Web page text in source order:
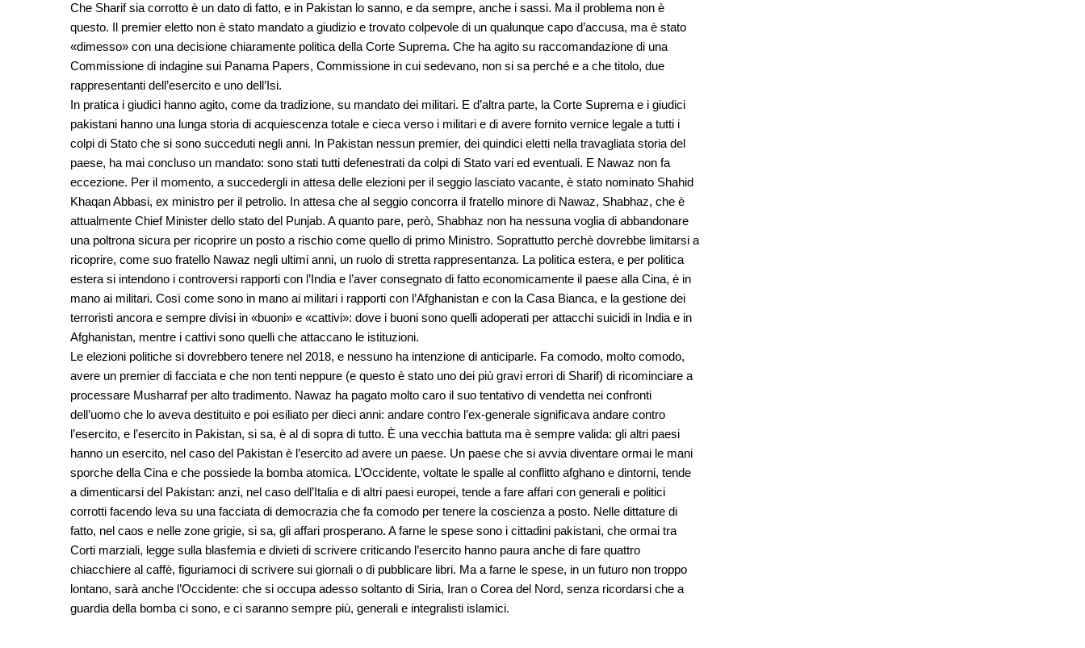
Che Sharif sia corrotto è un dato di fatto, e in Pakistan lo sanno, e da sempre, anche i sassi. Ma il problema non è
questo. Il premier eletto non è stato mandato a giudizio e trovato colpevole di un qualunque capo d’accusa, ma è stato
«dimesso» con una decisione chiaramente politica della Corte Suprema. Che ha agito su raccomandazione di una
Commissione di indagine sui Panama Papers, Commissione in cui sedevano, non si sa perché e a che titolo, due
rappresentanti dell’esercito e uno dell’Isi.
In pratica i giudici hanno agito, come da tradizione, su mandato dei militari. E d’altra parte, la Corte Suprema e i giudici
pakistani hanno una lunga storia di acquiescenza totale e cieca verso i militari e di avere fornito vernice legale a tutti i
colpi di Stato che si sono succeduti negli anni. In Pakistan nessun premier, dei quindici eletti nella travagliata storia del
paese, ha mai concluso un mandato: sono stati tutti defenestrati da colpi di Stato vari ed eventuali. E Nawaz non fa
eccezione. Per il momento, a succedergli in attesa delle elezioni per il seggio lasciato vacante, è stato nominato Shahid
Khaqan Abbasi, ex ministro per il petrolio. In attesa che al seggio concorra il fratello minore di Nawaz, Shabhaz, che è
attualmente Chief Minister dello stato del Punjab. A quanto pare, però, Shabhaz non ha nessuna voglia di abbandonare
una poltrona sicura per ricoprire un posto a rischio come quello di primo Ministro. Soprattutto perchè dovrebbe limitarsi a
ricoprire, come suo fratello Nawaz negli ultimi anni, un ruolo di stretta rappresentanza. La politica estera, e per politica
estera si intendono i controversi rapporti con l’India e l’aver consegnato di fatto economicamente il paese alla Cina, è in
mano ai militari. Così come sono in mano ai militari i rapporti con l’Afghanistan e con la Casa Bianca, e la gestione dei
terroristi ancora e sempre divisi in «buoni» e «cattivi»: dove i buoni sono quelli adoperati per attacchi suicidi in India e in
Afghanistan, mentre i cattivi sono quelli che attaccano le istituzioni.
Le elezioni politiche si dovrebbero tenere nel 2018, e nessuno ha intenzione di anticiparle. Fa comodo, molto comodo,
avere un premier di facciata e che non tenti neppure (e questo è stato uno dei più gravi errori di Sharif) di ricominciare a
processare Musharraf per alto tradimento. Nawaz ha pagato molto caro il suo tentativo di vendetta nei confronti
dell’uomo che lo aveva destituito e poi esiliato per dieci anni: andare contro l’ex-generale significava andare contro
l’esercito, e l’esercito in Pakistan, si sa, è al di sopra di tutto. È una vecchia battuta ma è sempre valida: gli altri paesi
hanno un esercito, nel caso del Pakistan è l’esercito ad avere un paese. Un paese che si avvia diventare ormai le mani
sporche della Cina e che possiede la bomba atomica. L’Occidente, voltate le spalle al conflitto afghano e dintorni, tende
a dimenticarsi del Pakistan: anzi, nel caso dell’Italia e di altri paesi europei, tende a fare affari con generali e politici
corrotti facendo leva su una facciata di democrazia che fa comodo per tenere la coscienza a posto. Nelle dittature di
fatto, nel caos e nelle zone grigie, si sa, gli affari prosperano. A farne le spese sono i cittadini pakistani, che ormai tra
Corti marziali, legge sulla blasfemia e divieti di scrivere criticando l’esercito hanno paura anche di fare quattro
chiacchiere al caffè, figuriamoci di scrivere sui giornali o di pubblicare libri. Ma a farne le spese, in un futuro non troppo
lontano, sarà anche l’Occidente: che si occupa adesso soltanto di Siria, Iran o Corea del Nord, senza ricordarsi che a
guardia della bomba ci sono, e ci saranno sempre più, generali e integralisti islamici.